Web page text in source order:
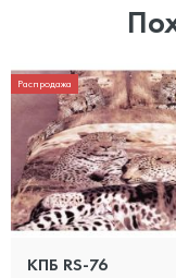
Распродажа
КПБ RS-76